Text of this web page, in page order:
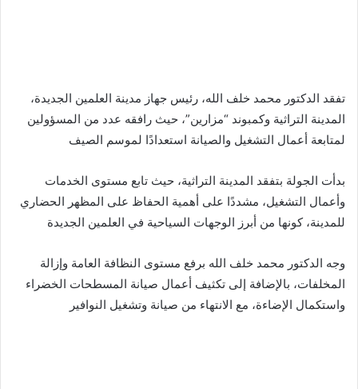
تفقد الدكتور محمد خلف الله، رئيس جهاز مدينة العلمين الجديدة،
المدينة التراثية وكمبوند “مزارين”، حيث رافقه عدد من المسؤولين
لمتابعة أعمال التشغيل والصيانة استعدادًا لموسم الصيف
بدأت الجولة بتفقد المدينة التراثية، حيث تابع مستوى الخدمات
وأعمال التشغيل، مشددًا على أهمية الحفاظ على المظهر الحضاري
للمدينة، كونها من أبرز الوجهات السياحية في العلمين الجديدة
وجه الدكتور محمد خلف الله برفع مستوى النظافة العامة وإزالة
المخلفات، بالإضافة إلى تكثيف أعمال صيانة المسطحات الخضراء
واستكمال الإضاءة، مع الانتهاء من صيانة وتشغيل النوافير